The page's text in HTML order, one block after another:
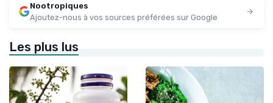
Nootropiques
Ajoutez-nous à vos sources préférées sur Google
Les plus lus